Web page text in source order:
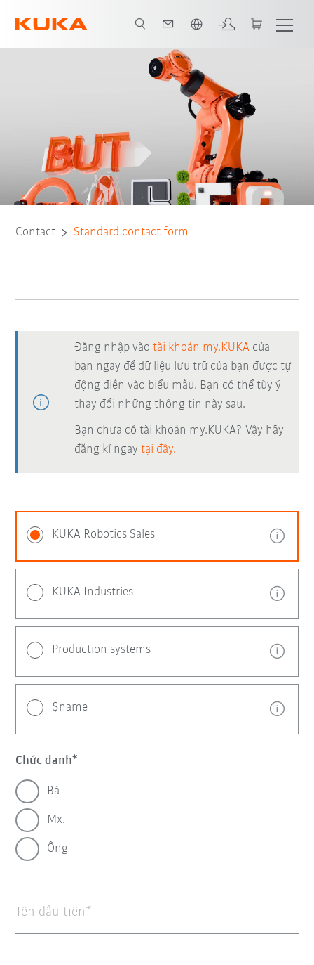
Contact Standard contact form
Đăng nhập vàotài khoản my.KUKA của
bạn ngay để dữ liệu lưu trữ của bạn được tự
động điền vào biểu mẫu. Bạn có thể tùy ý
thay đổi những thông tin này sau.
Bạn chưa có tài khoản my.KUKA? Vậy hãy
đăng kí ngaytại đây.
KUKA Robotics Sales
KUKA Industries
Production systems
$name
Chức danh
Bà
Mx.
Ông
Tên đầu tiên